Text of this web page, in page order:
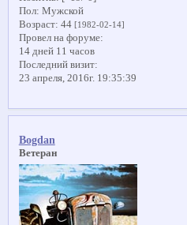
Пол: Мужской
Возраст: 44 [1982-02-14]
Провел на форуме:
14 дней 11 часов
Последний визит:
23 апреля, 2016г. 19:35:39
Bogdan
Ветеран